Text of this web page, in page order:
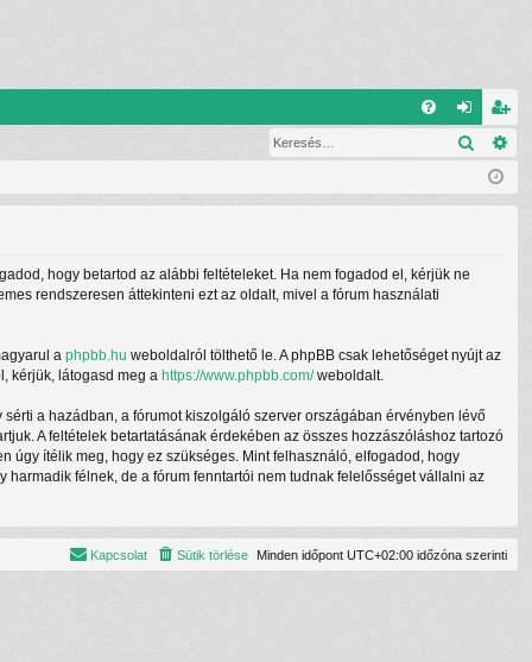
el eg
is
hogy betartod az alábbi feltételeket. Ha nem fogadod el, kérjük ne
rendszeresen áttekinteni ezt az oldalt, mivel a fórum használati
a phpbb.hu weboldalról tölthető le. A phpBB csak lehetőséget nyújt az
kérjük, látogasd meg a https://www.phpbb.com/weboldalt.
a hazádban, a fórumot kiszolgáló szerver országában érvényben lévő
A feltételek betartatásának érdekében az összes hozzászóláshoz tartozó
úgy ítélik meg, hogy ez szükséges. Mint felhasználó, elfogadod, hogy
félnek, de a fórum fenntartói nem tudnak felelősséget vállalni az
Minden időpont UTC+02:00 időzóna szerinti
Sütik törlése
Kapcsolat